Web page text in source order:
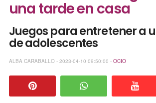
una tarde en casa
Juegos para entretener a
de adolescentes
ALBA CARABALLO - 2023-04-10 09:50:00 - OCIO